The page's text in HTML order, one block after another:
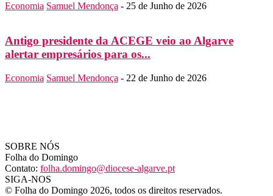
Economia Samuel Mendonça - 25 de Junho de 2026
Antigo presidente da ACEGE veio ao Algarve
alertar empresários para os...
Economia Samuel Mendonça - 22 de Junho de 2026
SOBRE NÓS
Folha do Domingo
Contato: folha.domingo@diocese-algarve.pt
SIGA-NOS
© Folha do Domingo 2026, todos os direitos reservados.